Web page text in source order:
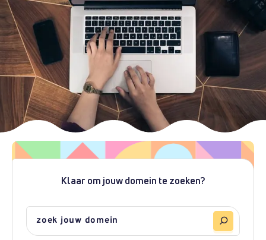
Klaar om jouw domein te zoeken?